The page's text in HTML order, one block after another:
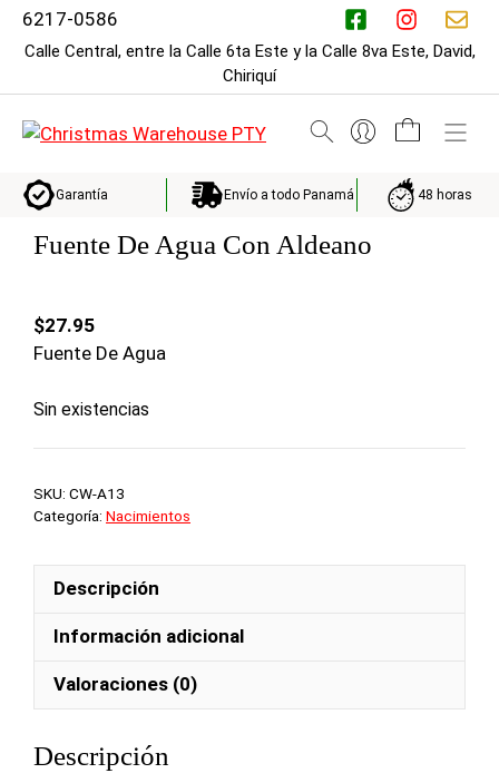
Saltar6217-0586
Calle Central, entre la Calle 6ta Este y la Calle 8va Este, David,
Chiriquí
Garantía Envío a todo Panamá 48 horas
Fuente De Agua Con Aldeano
$27.95
Fuente De Agua
Sin existencias
SKU: CW-A13
Categoría: Nacimientos
Descripción
Información adicional
Valoraciones (0)
Descripción